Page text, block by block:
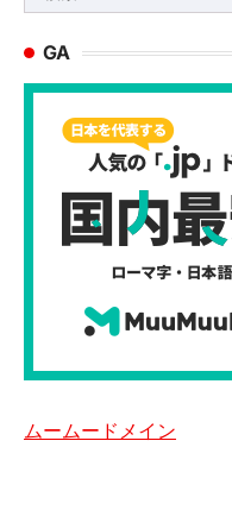
索:
GA
ムームードメイン